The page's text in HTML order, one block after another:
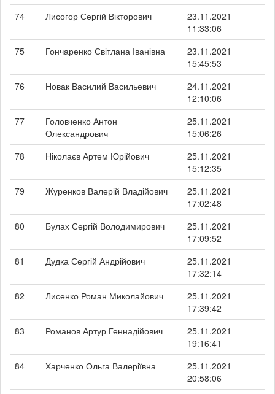
74
Лисогор Сергій Вікторович
23.11.2021
11:33:06
75
Гончаренко Світлана Іванівна
23.11.2021
15:45:53
76
Новак Василий Васильевич
24.11.2021
12:10:06
77
Головченко Антон
Олександрович
25.11.2021
15:06:26
78
Ніколаєв Артем Юрійович
25.11.2021
15:12:35
79
Журенков Валерій Владійович
25.11.2021
17:02:48
80
Булах Сергій Володимирович
25.11.2021
17:09:52
81
Дудка Сергій Андрійович
25.11.2021
17:32:14
82
Лисенко Роман Миколайович
25.11.2021
17:39:42
83
Романов Артур Геннадійович
25.11.2021
19:16:41
84
Харченко Ольга Валеріївна
25.11.2021
20:58:06